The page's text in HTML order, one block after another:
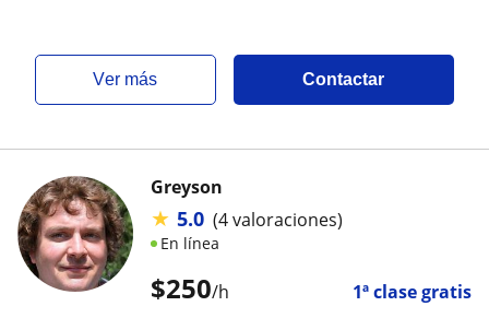
ver más Contactar
$250/h 1ª clase gratis
Greyson
★ 5.0 (4 valoraciones)
En línea